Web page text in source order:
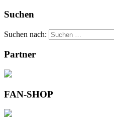
Suchen
Suchen nach:
Partner
FAN-SHOP